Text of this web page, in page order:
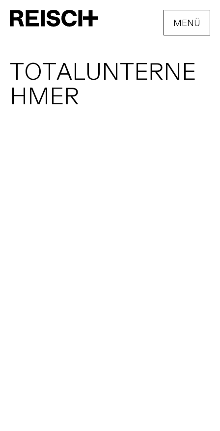
MENÜ
TOTALUNTERNE
HMER